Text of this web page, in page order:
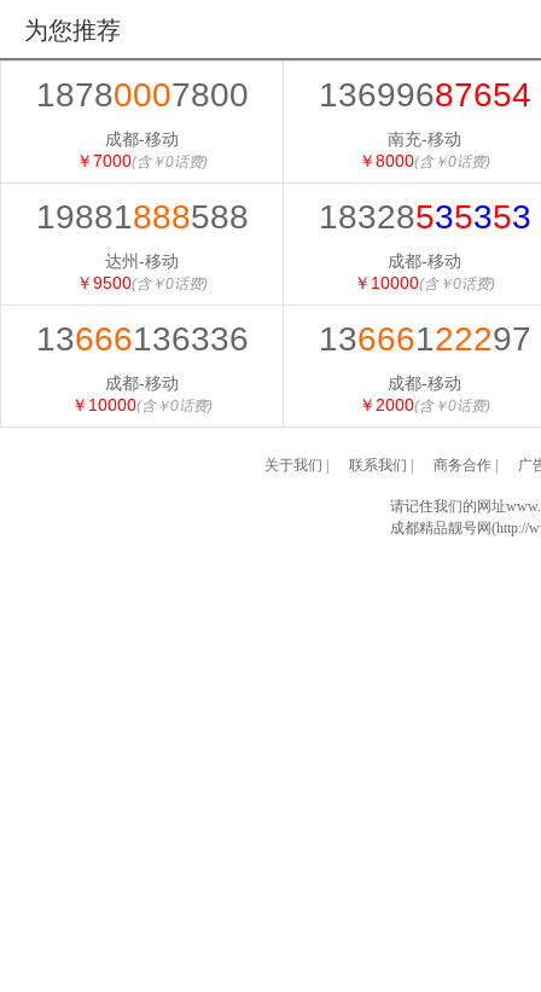
为您推荐
18780007800
成都-移动
￥7000(含￥0话费)
13699687654
南充-移动
￥8000(含￥0话费)
19881888588
达州-移动
￥9500(含￥0话费)
18328535353
成都-移动
￥10000(含￥0话费)
13666136336
成都-移动
￥10000(含￥0话费)
13666122297
成都-移动
￥2000(含￥0话费)
关于我们 联系我们 商务合作| 广
请记住我们的网址
成都精品靓号网(http://